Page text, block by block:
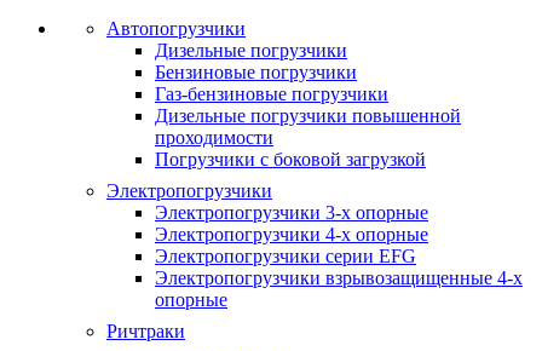
Автопогрузчики
Дизельные погрузчики
Бензиновые погрузчики
Газ-бензиновые погрузчики
Дизельные погрузчики повышенной
проходимости
Погрузчики с боковой загрузкой
Электропогрузчики
Электропогрузчики 3-х опорные
Электропогрузчики 4-х опорные
Электропогрузчики серии EFG
Электропогрузчики взрывозащищенные 4-х
опорные
Ричтраки